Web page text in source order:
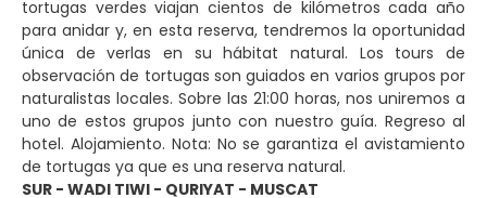
tortugas verdes viajan cientos de kilómetros cada año
para anidar y, en esta reserva, tendremos la oportunidad
única de verlas en su hábitat natural. Los tours de
observación de tortugas son guiados en varios grupos por
naturalistas locales. Sobre las 21:00 horas, nos uniremos a
uno de estos grupos junto con nuestro guía. Regreso al
hotel. Alojamiento. Nota: No se garantiza el avistamiento
de tortugas ya que es una reserva natural.
SUR - WADI TIWI - QURIYAT - MUSCAT